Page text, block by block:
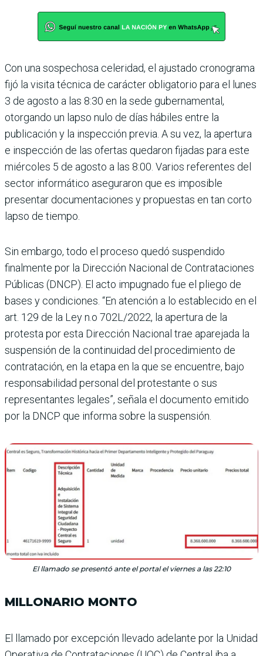
Con una sospechosa celeri­dad, el ajustado cronograma
fijó la visita técnica de carác­ter obligatorio para el lunes
3 de agosto a las 8:30 en la sede gubernamental,
otorgando un lapso nulo de días hábiles entre la
publicación y la inspección previa. A su vez, la apertura
e inspección de las ofertas que­daron fijadas para este
miérco­les 5 de agosto a las 8:00. Varios referentes del
sector informá­tico aseguraron que es impo­sible
presentar documentacio­nes y propuestas en tan corto
lapso de tiempo.
Sin embargo, todo el pro­ceso quedó suspendido
finalmente por la Direc­ción Nacional de Contrata­ciones
Públicas (DNCP). El acto impugnado fue el pliego de
bases y condiciones. “En atención a lo establecido en el
art. 129 de la Ley n.o 702L/2022, la apertura de la
protesta por esta Dirección Nacional trae aparejada la
suspensión de la continuidad del procedimiento de
contra­tación, en la etapa en la que se encuentre, bajo
responsabili­dad personal del protestante o sus
representantes legales”, señala el documento emitido
por la DNCP que informa sobre la suspensión.
El llamado se presentó ante el portal el viernes a las 22:10
MILLONARIO MONTO
El llamado por excepción llevado adelante por la Uni­dad